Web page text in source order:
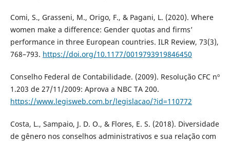
Comi, S., Grasseni, M., Origo, F., & Pagani, L. (2020). Where
women make a difference: Gender quotas and firms’
performance in three European countries. ILR Review, 73(3),
768–793. https://doi.org/10.1177/0019793919846450
Conselho Federal de Contabilidade. (2009). Resolução CFC nº
1.203 de 27/11/2009: Aprova a NBC TA 200.
https://www.legisweb.com.br/legislacao/?id=110772
Costa, L., Sampaio, J. D. O., & Flores, E. S. (2018). Diversidade
de gênero nos conselhos administrativos e sua relação com